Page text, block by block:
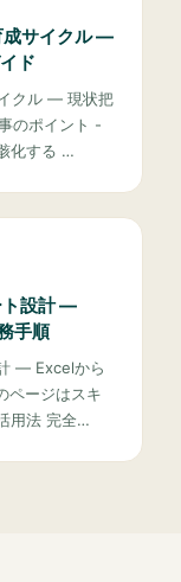
成サイクル —
ド
クル — 現状把
のポイント -
化する …
ト設計 —
手順
— Excelから
ページはスキ
用法 完全…